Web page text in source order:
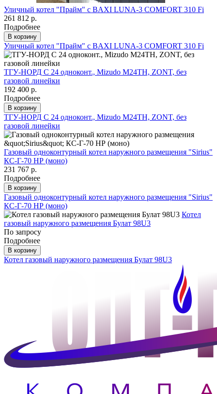
Уличный котел "Прайм" с BAXI LUNA-3 COMFORT 310 Fi
261 812 р.
Подробнее
В корзину
Уличный котел "Прайм" с BAXI LUNA-3 COMFORT 310 Fi
ТГУ-НОРД С 24 одноконт., Mizudo M24TH, ZONT, без
газовой линейки
192 400 р.
Подробнее
В корзину
ТГУ-НОРД С 24 одноконт., Mizudo M24TH, ZONT, без
газовой линейки
Газовый одноконтурный котел наружного размещения "Sirius"
КС-Г-70 НР (моно)
231 767 р.
Подробнее
В корзину
Газовый одноконтурный котел наружного размещения "Sirius"
КС-Г-70 НР (моно)
Котел
газовый наружного размещения Булат 98U3
По запросу
Подробнее
В корзину
Котел газовый наружного размещения Булат 98U3